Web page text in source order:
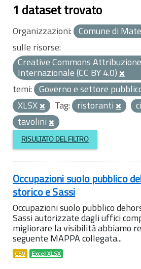
1 dataset trovato
Organizzazioni: Comune di
sulle risorse:
Creative Commons
Internazionale (CC BY 4.0)
temi: Governo e settore
XLSX
Tag: ristoranti
tavolini
RISULTATO DEL FILTRO
Occupazioni suolo pubblico
storico e Sassi
Occupazioni suolo pubblico
Sassi autorizzate dagli uffici
migliorare la visibilità abbiamo
seguente MAPPA collegata...
CSV Excel XLSX